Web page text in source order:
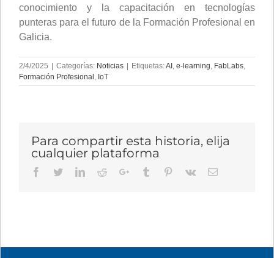
conocimiento y la capacitación en tecnologías
punteras para el futuro de la Formación Profesional en
Galicia.
2/4/2025 | Categorías: Noticias | Etiquetas:AI e-learning FabLabs
Formación Profesional IoT
Para compartir esta historia, elija
cualquier plataforma
Facebook
TwitterLinkedIn
RedditGoogle+Tumblr Pinterest
Vk Email